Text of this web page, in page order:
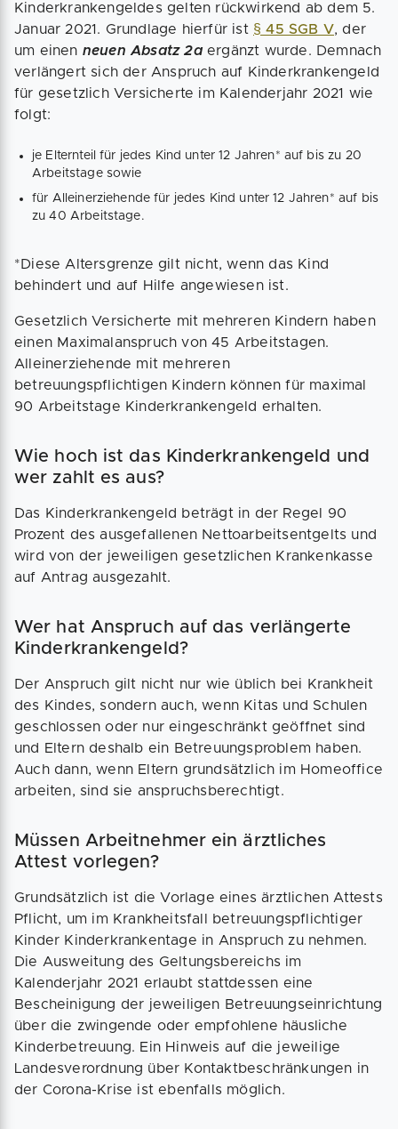
Kinderkrankengeldes gelten rückwirkend ab dem 5.
Januar 2021. Grundlage hierfür ist § 45 SGB V, der
um einen neuen Absatz 2aergänzt wurde. Demnach
verlängert sich der Anspruch auf Kinderkrankengeld
für gesetzlich Versicherte im Kalenderjahr 2021 wie
folgt:
je Elternteil für jedes Kind unter 12 Jahren* auf bis zu 20
Arbeitstage sowie
für Alleinerziehende für jedes Kind unter 12 Jahren* auf bis
zu 40 Arbeitstage.
*Diese Altersgrenze gilt nicht, wenn das Kind
behindert und auf Hilfe angewiesen ist.
Gesetzlich Versicherte mit mehreren Kindern haben
einen Maximalanspruch von 45 Arbeitstagen.
Alleinerziehende mit mehreren
betreuungspflichtigen Kindern können für maximal
90 Arbeitstage Kinderkrankengeld erhalten.
Wie hoch ist das Kinderkrankengeld und
wer zahlt es aus?
Das Kinderkrankengeld beträgt in der Regel 90
Prozent des ausgefallenen Nettoarbeitsentgelts und
wird von der jeweiligen gesetzlichen Krankenkasse
auf Antrag ausgezahlt.
Wer hat Anspruch auf das verlängerte
Kinderkrankengeld?
Der Anspruch gilt nicht nur wie üblich bei Krankheit
des Kindes, sondern auch, wenn Kitas und Schulen
geschlossen oder nur eingeschränkt geöffnet sind
und Eltern deshalb ein Betreuungsproblem haben.
Auch dann, wenn Eltern grundsätzlich im Homeoffice
arbeiten, sind sie anspruchsberechtigt.
Müssen Arbeitnehmer ein ärztliches
Attest vorlegen?
Grundsätzlich ist die Vorlage eines ärztlichen Attests
Pflicht, um im Krankheitsfall betreuungspflichtiger
Kinder Kinderkrankentage in Anspruch zu nehmen.
Die Ausweitung des Geltungsbereichs im
Kalenderjahr 2021 erlaubt stattdessen eine
Bescheinigung der jeweiligen Betreuungseinrichtung
über die zwingende oder empfohlene häusliche
Kinderbetreuung. Ein Hinweis auf die jeweilige
Landesverordnung über Kontaktbeschränkungen in
der Corona-Krise ist ebenfalls möglich.